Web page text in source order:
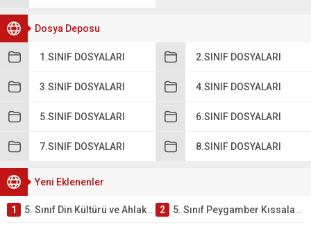
Dosya Deposu
1.SINIF DOSYALARI 2.SINIF DOSYALARI
3.SINIF DOSYALARI 4.SINIF DOSYALARI
5.SINIF DOSYALARI 6.SINIF DOSYALARI
7.SINIF DOSYALARI 8.SINIF DOSYALARI
Yeni Eklenenler
1 5. Sınıf Din Kültürü ve Ahlak Bilgisi 4. Ünite: Peygamber Kıssaları Çalışmaları 2 5. Sınıf Peygamber Kıssaları Ünite Testi – Online Çöz